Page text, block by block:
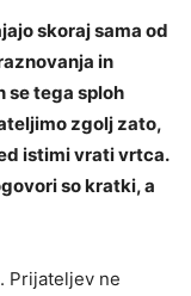
skoraj sama od
in
se tega sploh
zgolj zato,
istimi vrati vrtca.
so kratki, a
Prijateljev ne